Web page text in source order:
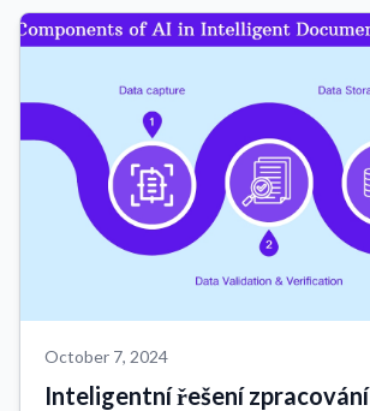
October 7, 2024
Inteligentní řešení zpracování